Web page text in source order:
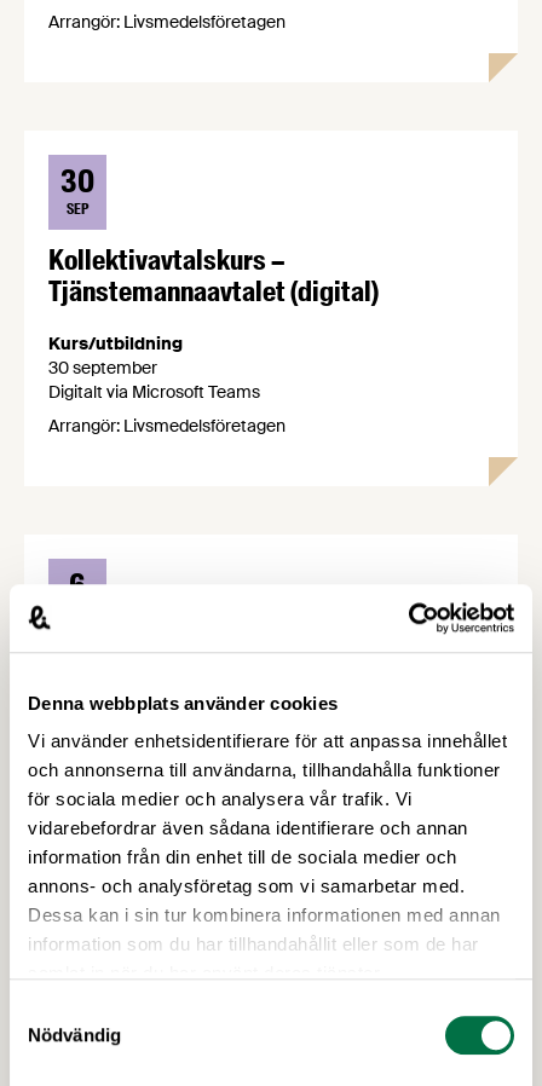
Denna webbplats använder cookies
Vi använder enhetsidentifierare för att anpassa innehållet
och annonserna till användarna, tillhandahålla funktioner
för sociala medier och analysera vår trafik. Vi
vidarebefordrar även sådana identifierare och annan
information från din enhet till de sociala medier och
annons- och analysföretag som vi samarbetar med.
Dessa kan i sin tur kombinera informationen med annan
information som du har tillhandahållit eller som de har
Nödvändig
Arrangör: Livsmedelsföretagen
Kollektivavtalskurs –
Tjänstemannaavtalet (digital)
30
SEP
Kurs/utbildning
30 september
Digitalt via Microsoft Teams
Arrangör: Livsmedelsföretagen
Branschträff – Malmö
6
Branschträff
6 oktober
Oatly HQ, Ångfärjekajen 8, 211 19 Malmö
7
OKT